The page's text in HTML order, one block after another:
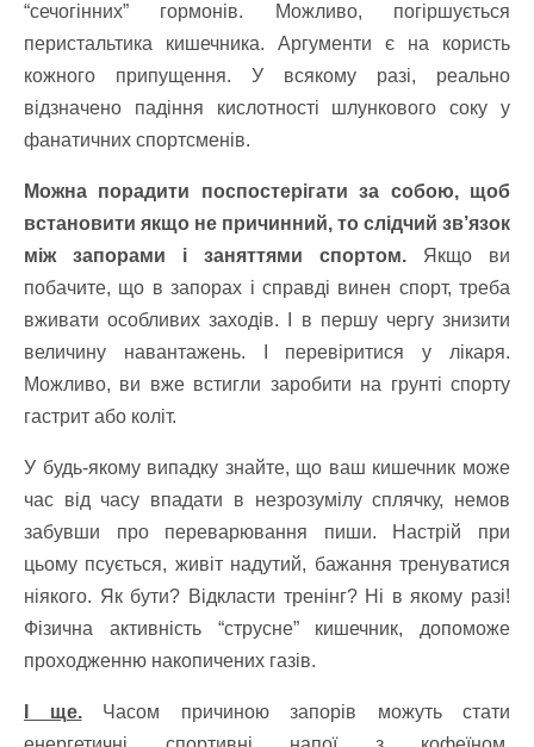
“сечогінних” гормонів. Можливо, погіршується
перистальтика кишечника. Аргументи є на користь
кожного припущення. У всякому разі, реально
відзначено падіння кислотності шлункового соку у
фанатичних спортсменів.
Можна порадити поспостерігати за собою, щоб
встановити якщо не причинний, то слідчий зв’язок
між запорами і заняттями спортом. Якщо ви
побачите, що в запорах і справді винен спорт, треба
вживати особливих заходів. І в першу чергу знизити
величину навантажень. І перевіритися у лікаря.
Можливо, ви вже встигли заробити на грунті спорту
гастрит або коліт.
У будь-якому випадку знайте, що ваш кишечник може
час від часу впадати в незрозумілу сплячку, немов
забувши про переварювання пиши. Настрій при
цьому псується, живіт надутий, бажання тренуватися
ніякого. Як бути? Відкласти тренінг? Ні в якому разі!
Фізична активність “струсне” кишечник, допоможе
проходженню накопичених газів.
І ще.Часом причиною запорів можуть стати